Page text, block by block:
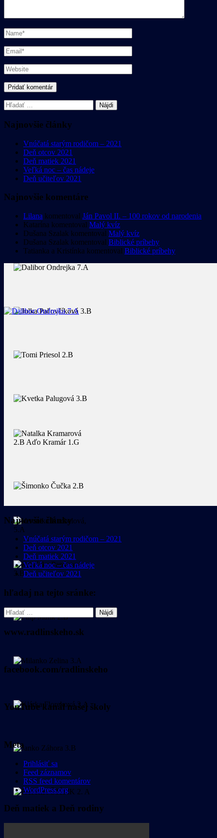
Hľadať:
Najnovšie články
Vnúčatá starým rodičom – 2021
Deň otcov 2021
Deň matiek 2021
Veľká noc – čas nádeje
Deň učiteľov 2021
Najnovšie komentáre
Lilana komentoval Ján Pavol II. – 100 rokov od narodenia
Katarína komentoval Malý kvíz
Dušana Szalak komentoval Malý kvíz
Dušana Szalak komentoval Biblické príbehy
Tatianka a Kristínka komentoval Biblické príbehy
Najnovšie články
Vnúčatá starým rodičom – 2021
Deň otcov 2021
Deň matiek 2021
Veľká noc – čas nádeje
Deň učiteľov 2021
hľadaj na tejto sránke:
Hľadať:
www.radlinskeho.sk
facebook.com/radlinskeho
YouTube kanál našej školy
Meta
Prihlásiť sa
Feed záznamov
RSS feed komentárov
WordPress.org
Deň matiek a Deň rodiny